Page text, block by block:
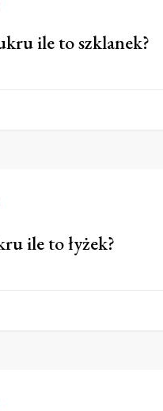
ile to szklanek?
ile to łyżek?